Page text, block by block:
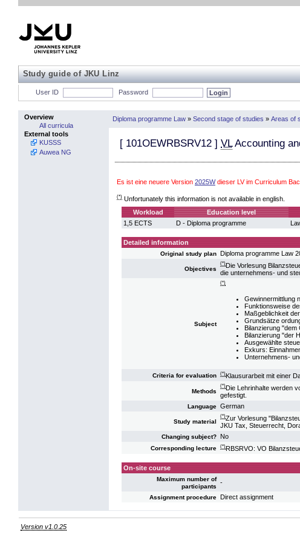
Study guide of JKU Linz
User ID Password
Overview
All curricula
External tools
KUSSS
Auwea NG
Diploma programme Law » Second stage of studies » Areas of
[ 101OEWRBSRV12 ] VLAccounting
Es ist eine neuere Version 2025Wdieser LV im Curriculum
(*) Unfortunately this information is not available in english.
Workload
Education level
1,5 ECTS
D - Diploma programme
Detailed information
Original study plan Diploma programme Law
Objectives
(*)Die Vorlesung
die unternehmens- und
Subject
(*)
Gewinnermittlung
Funktionsweise
Maßgeblichkeit
Grundsätze
Bilanzierung "dem
Bilanzierung "der
Ausgewählte
Exkurs:
Unternehmens-
Criteria for evaluation (*)Klausurarbeit mit einer
Methods
(*)Die Lehrinhalte werden
gefestigt.
Language German
Study material
(*)Zur Vorlesung
JKU Tax, Steuerrecht,
Changing subject? No
Corresponding lecture (*)RBSRVO: VO
On-site course
Maximum number of
participants
-
Assignment procedure Direct assignment
Version v1.0.25